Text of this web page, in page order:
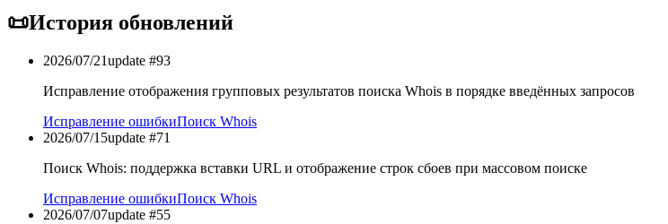
📜История обновлений
2026/07/21update #93
Исправление отображения групповых результатов поиска Whois в порядке введённых запросов
Исправление ошибкиПоиск Whois
2026/07/15update #71
Поиск Whois: поддержка вставки URL и отображение строк сбоев при массовом поиске
Исправление ошибкиПоиск Whois
2026/07/07update #55